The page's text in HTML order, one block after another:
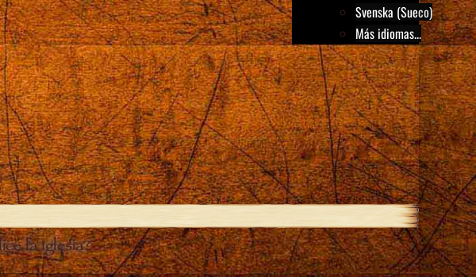
Svenska (Sueco)
Más idiomas...
la Iglesia?